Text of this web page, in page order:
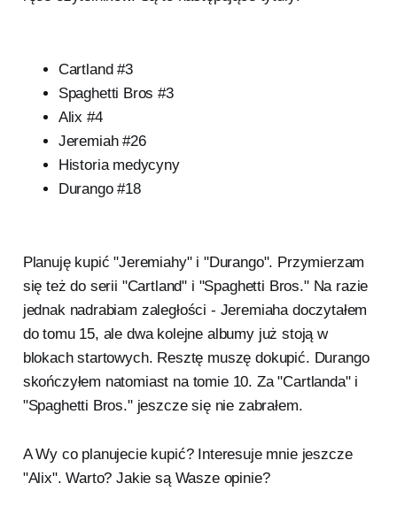
Cartland #3
Spaghetti Bros #3
Alix #4
Jeremiah #26
Historia medycyny
Durango #18
Planuję kupić "Jeremiahy" i "Durango". Przymierzam
się też do serii "Cartland" i "Spaghetti Bros." Na razie
jednak nadrabiam zaległości - Jeremiaha doczytałem
do tomu 15, ale dwa kolejne albumy już stoją w
blokach startowych. Resztę muszę dokupić. Durango
skończyłem natomiast na tomie 10. Za "Cartlanda" i
"Spaghetti Bros." jeszcze się nie zabrałem.
A Wy co planujecie kupić? Interesuje mnie jeszcze
"Alix". Warto? Jakie są Wasze opinie?